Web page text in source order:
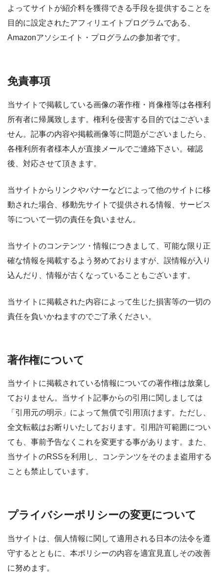
よってサイトが紹介料を獲得できる手段を提供することを
目的に設定されたアフィリエイトプログラムである、
Amazonアソシエイト・プログラムの参加者です。
免責事項
当サイトで掲載している画像の著作権・肖像権等は各権利
所有者に帰属致します。権利を侵害する目的ではございま
せん。記事の内容や掲載画像等に問題がございましたら、
各権利所有者様本人が直接メールでご連絡下さい。確認
後、対応させて頂きます。
当サイトからリンクやバナーなどによって他のサイトに移
動された場合、移動先サイトで提供される情報、サービス
等について一切の責任を負いません。
当サイトのコンテンツ・情報につきまして、可能な限り正
確な情報を掲載するよう努めておりますが、誤情報が入り
込んだり、情報が古くなっていることもございます。
当サイトに掲載された内容によって生じた損害等の一切の
責任を負いかねますのでご了承ください。
著作権について
当サイトに掲載されている情報についての著作権は放棄し
ておりません。当サイト記事からの引用に関しましては
「引用元の明示」によって無償で引用頂けます。ただし、
全文転載はお断りいたしております。引用許可範囲につい
ても、事前予告なくこれを変更する事があります。また、
当サイトのRSSを利用し、コンテンツをそのまま盗用する
ことも禁止しています。
プライバシーポリシーの変更について
当サイトは、個人情報に関して適用される日本の法令を遵
守するとともに、本ポリシーの内容を適宜見直しその改善
に努めます。